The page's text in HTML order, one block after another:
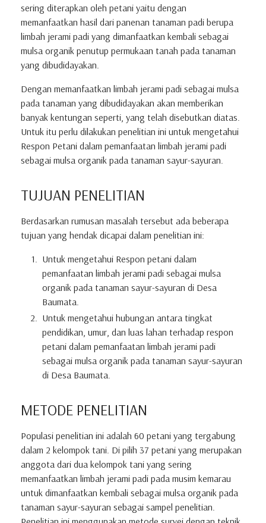
sering diterapkan oleh petani yaitu dengan
memanfaatkan hasil dari panenan tanaman padi berupa
limbah jerami padi yang dimanfaatkan kembali sebagai
mulsa organik penutup permukaan tanah pada tanaman
yang dibudidayakan.
Dengan memanfaatkan limbah jerami padi sebagai mulsa
pada tanaman yang dibudidayakan akan memberikan
banyak kentungan seperti, yang telah disebutkan diatas.
Untuk itu perlu dilakukan penelitian ini untuk mengetahui
Respon Petani dalam pemanfaatan limbah jerami padi
sebagai mulsa organik pada tanaman sayur-sayuran.
TUJUAN PENELITIAN
Berdasarkan rumusan masalah tersebut ada beberapa
tujuan yang hendak dicapai dalam penelitian ini:
Untuk mengetahui Respon petani dalam
pemanfaatan limbah jerami padi sebagai mulsa
organik pada tanaman sayur-sayuran di Desa
Baumata.
Untuk mengetahui hubungan antara tingkat
pendidikan, umur, dan luas lahan terhadap respon
petani dalam pemanfaatan limbah jerami padi
sebagai mulsa organik pada tanaman sayur-sayuran
di Desa Baumata.
METODE PENELITIAN
Populasi penelitian ini adalah 60 petani yang tergabung
dalam 2 kelompok tani. Di pilih 37 petani yang merupakan
anggota dari dua kelompok tani yang sering
memanfaatkan limbah jerami padi pada musim kemarau
untuk dimanfaatkan kembali sebagai mulsa organik pada
tanaman sayur-sayuran sebagai sampel penelitian.